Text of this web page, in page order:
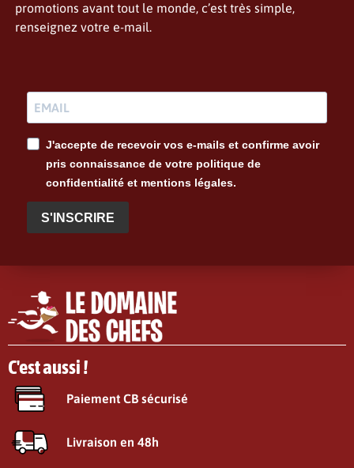
promotions avant tout le monde, c’est très simple,
renseignez votre e-mail.
J'accepte de recevoir vos e-mails et confirme avoir
pris connaissance de votre politique de
confidentialité et mentions légales.
S'INSCRIRE
C'est aussi !
Paiement CB sécurisé
Livraison en 48h